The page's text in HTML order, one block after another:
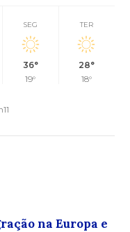
SEG
36°
19°
TER
28°
18°
na Europa e